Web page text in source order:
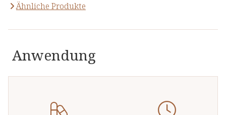
Ähnliche Produkte
Anwendung